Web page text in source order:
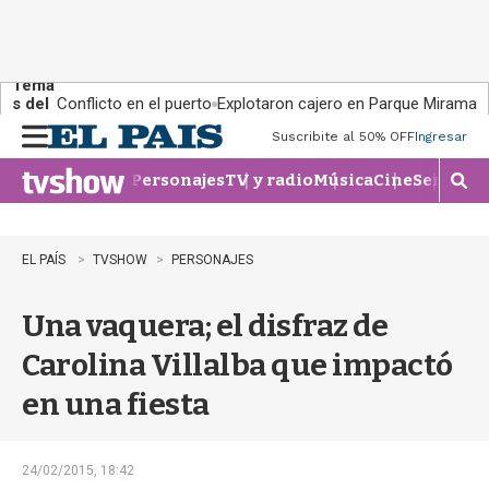
Tema
s del
día:
Conflicto en el puerto Explotaron cajero en Parque Miramar
n
u
Suscribite al 50% OFFIngresar
PersonajesTV y radioMúsicaCineSeries
M
o
EL PAÍS TVSHOW PERSONAJES
Una vaquera; el disfraz de
Carolina Villalba que impactó
en una fiesta
24/02/2015, 18:42